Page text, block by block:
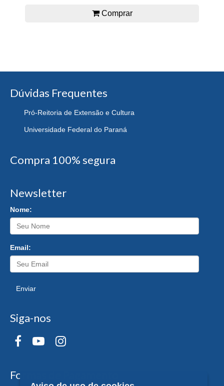
Comprar
Dúvidas Frequentes
Pró-Reitoria de Extensão e Cultura
Universidade Federal do Paraná
Compra 100% segura
Newsletter
Nome:
Email:
Enviar
Siga-nos
Formas de Pagamento